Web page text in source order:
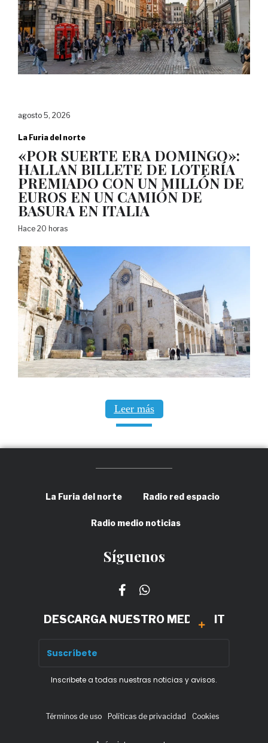
agosto 5, 2026
La Furia del norte
«POR SUERTE ERA DOMINGO»:
HALLAN BILLETE DE LOTERÍA
PREMIADO CON UN MILLÓN DE
EUROS EN UN CAMIÓN DE
BASURA EN ITALIA
Hace 20 horas
Leer más
La Furia del norte Radio red espacio
Radio medio noticias
Síguenos
DESCARGA NUESTRO MEDIA KIT
Inscribete a todas nuestras noticias y avisos.
Términos de uso Políticas de privacidad Cookies